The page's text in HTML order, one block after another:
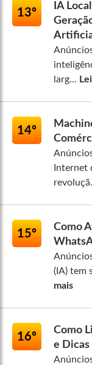
13º
IA
larg...
14º
Internet
15º
Como
(IA) tem
mais
16º
Como
e Dicas